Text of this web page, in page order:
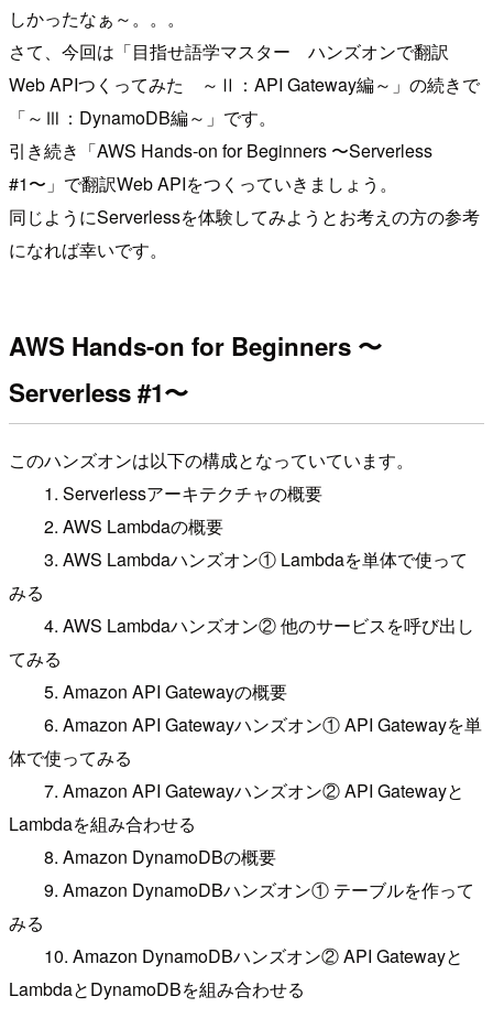
しかったなぁ～。。。
さて、今回は「目指せ語学マスター ハンズオンで翻訳
Web APIつくってみた ～Ⅱ：API Gateway編～」の続きで
「～Ⅲ：DynamoDB編～」です。
引き続き「AWS Hands-on for Beginners 〜Serverless
#1〜」で翻訳Web APIをつくっていきましょう。
同じようにServerlessを体験してみようとお考えの方の参考
になれば幸いです。
AWS Hands-on for Beginners 〜
Serverless #1〜
このハンズオンは以下の構成となっていています。
1. Serverlessアーキテクチャの概要
2. AWS Lambdaの概要
3. AWS Lambdaハンズオン① Lambdaを単体で使って
みる
4. AWS Lambdaハンズオン② 他のサービスを呼び出し
てみる
5. Amazon API Gatewayの概要
6. Amazon API Gatewayハンズオン① API Gatewayを単
体で使ってみる
7. Amazon API Gatewayハンズオン② API Gatewayと
Lambdaを組み合わせる
8. Amazon DynamoDBの概要
9. Amazon DynamoDBハンズオン① テーブルを作って
みる
10. Amazon DynamoDBハンズオン② API Gatewayと
LambdaとDynamoDBを組み合わせる